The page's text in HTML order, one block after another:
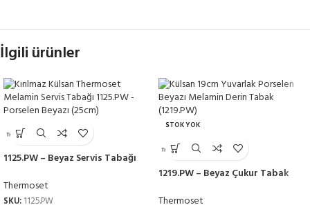
İlgili ürünler
1125.PW – Beyaz Servis Tabağı
Thermoset
SKU: 1125.PW
STOK YOK
1219.PW – Beyaz Çukur Tabak
Thermoset